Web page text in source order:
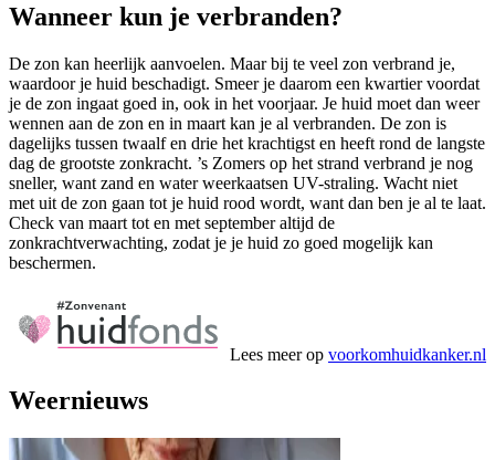
Wanneer kun je verbranden?
De zon kan heerlijk aanvoelen. Maar bij te veel zon verbrand je,
waardoor je huid beschadigt. Smeer je daarom een kwartier voordat
je de zon ingaat goed in, ook in het voorjaar. Je huid moet dan weer
wennen aan de zon en in maart kan je al verbranden. De zon is
dagelijks tussen twaalf en drie het krachtigst en heeft rond de langste
dag de grootste zonkracht. ’s Zomers op het strand verbrand je nog
sneller, want zand en water weerkaatsen UV-straling. Wacht niet
met uit de zon gaan tot je huid rood wordt, want dan ben je al te laat.
Check van maart tot en met september altijd de
zonkrachtverwachting, zodat je je huid zo goed mogelijk kan
beschermen.
Lees meer op voorkomhuidkanker.nl
Weernieuws